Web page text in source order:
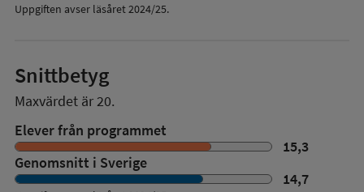
Uppgiften avser läsåret 2024/25.
Snittbetyg
Maxvärdet är 20.
Elever från programmet
15,3
Genomsnitt i Sverige
14,7